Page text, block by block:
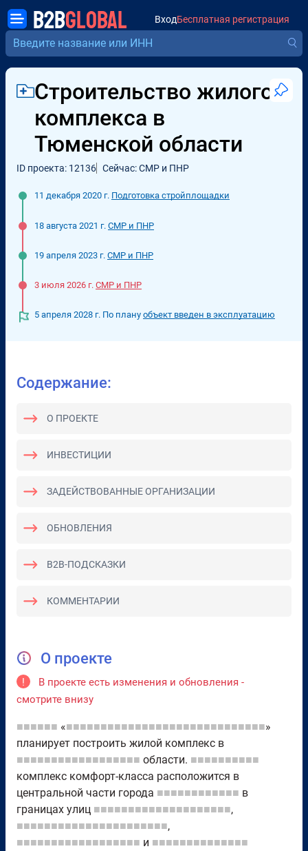
B2BGLOBAL ВходБесплатная регистрация
Строительство жилого
комплекса в
Тюменской области
ID проекта: 12136 Сейчас: СМР и ПНР
11 декабря 2020 г. Подготовка стройплощадки
18 августа 2021 г. СМР и ПНР
19 апреля 2023 г. СМР и ПНР
3 июля 2026 г. СМР и ПНР
5 апреля 2028 г. По плану объект введен в эксплуатацию
Содержание:
О ПРОЕКТЕ
ИНВЕСТИЦИИ
ЗАДЕЙСТВОВАННЫЕ ОРГАНИЗАЦИИ
ОБНОВЛЕНИЯ
B2B-ПОДСКАЗКИ
КОММЕНТАРИИ
О проекте
!
В проекте есть изменения и обновления -
смотрите внизу
■■■■■■ «■■■■■■■■■■■■■■■■■■■■■■■■■■■■■»
планирует построить жилой комплекс в
■■■■■■■■■■■■■■■■■■ области. ■■■■■■■■■■
комплекс комфорт-класса расположится в
центральной части города ■■■■■■■■■■■■ в
границах улиц ■■■■■■■■■■■■■■■■■■■■,
■■■■■■■■■■■■■■■■■■■■■■,
■■■■■■■■■■■■■■■■■■ и ■■■■■■■■■■■■■■